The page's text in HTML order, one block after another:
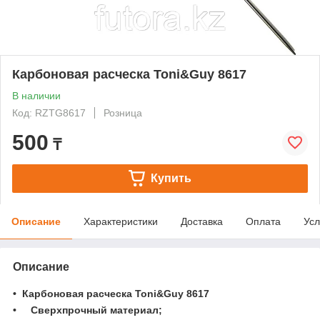
Карбоновая расческа Toni&Guy 8617
В наличии
Код: RZTG8617
Розница
500 ₸
Купить
Описание Характеристики Доставка Оплата
Описание
• Карбоновая расческа Toni&Guy 8617
• Сверхпрочный материал;